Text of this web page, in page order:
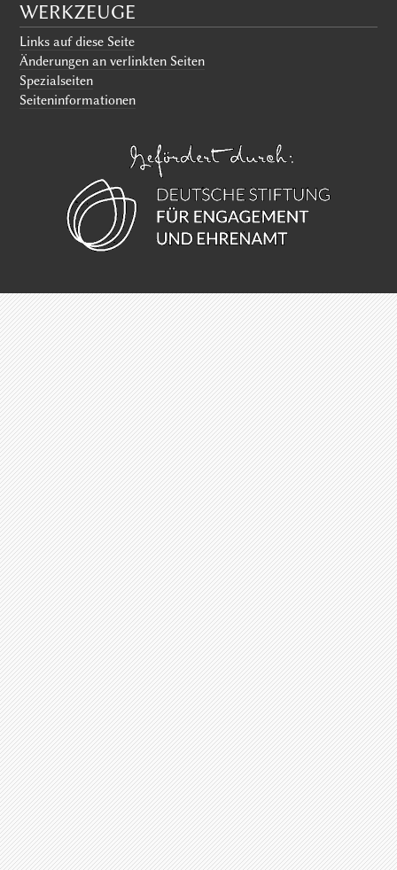
WERKZEUGE
Links auf diese Seite
Änderungen an verlinkten Seiten
Spezialseiten
Seiten­informationen